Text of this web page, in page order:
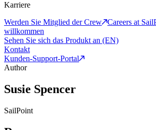
Karriere
Werden Sie Mitglied der Crew
Careers at
willkommen
Sehen Sie sich das Produkt an (EN)
Kontakt
Kunden-Support-Portal
Author
Susie Spencer
SailPoint